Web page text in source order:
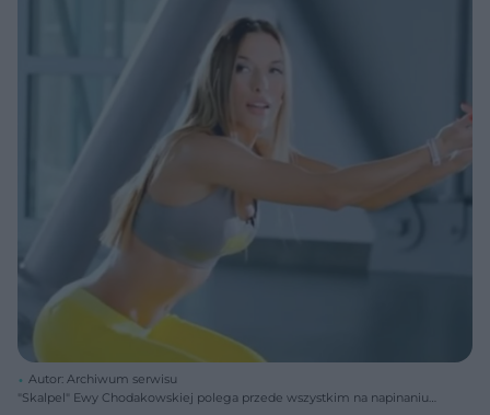
Autor: Archiwum serwisu
"Skalpel" Ewy Chodakowskiej polega przede wszystkim na napinaniu